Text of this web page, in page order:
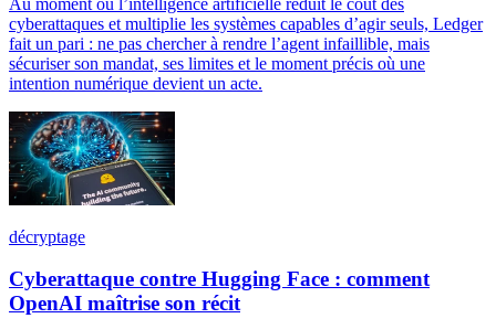
Au moment où l’intelligence artificielle réduit le coût des
cyberattaques et multiplie les systèmes capables d’agir seuls, Ledger
fait un pari : ne pas chercher à rendre l’agent infaillible, mais
sécuriser son mandat, ses limites et le moment précis où une
intention numérique devient un acte.
décryptage
Cyberattaque contre Hugging Face : comment
OpenAI maîtrise son récit